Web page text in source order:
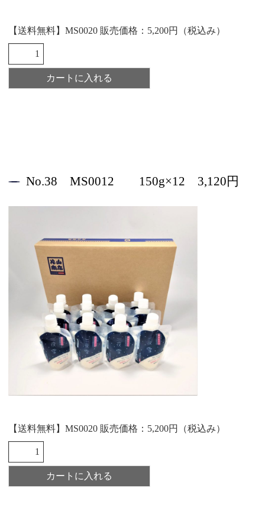
【送料無料】MS0020 販売価格：5,200円（税込み）
No.38 MS0012 150g×12 3,120円
【送料無料】MS0020 販売価格：5,200円（税込み）